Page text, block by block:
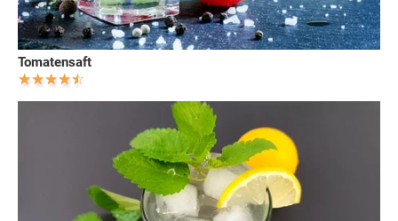
Tomatensaft